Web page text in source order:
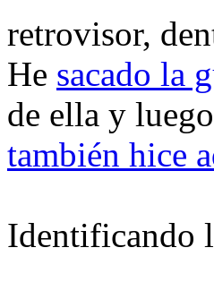
retrovisor,
He sacado la
de ella y
también hice
Identificando